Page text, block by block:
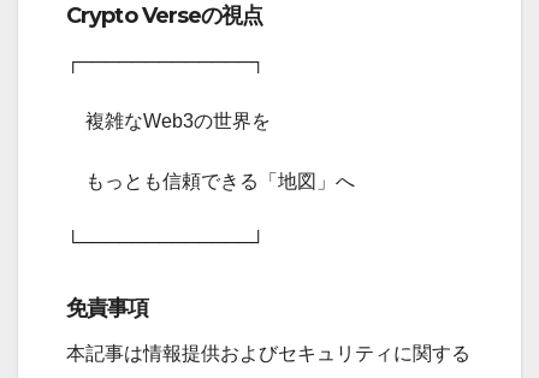
Crypto Verseの視点
┌─────────────┐
複雑なWeb3の世界を
もっとも信頼できる「地図」へ
└─────────────┘
免責事項
本記事は情報提供およびセキュリティに関する